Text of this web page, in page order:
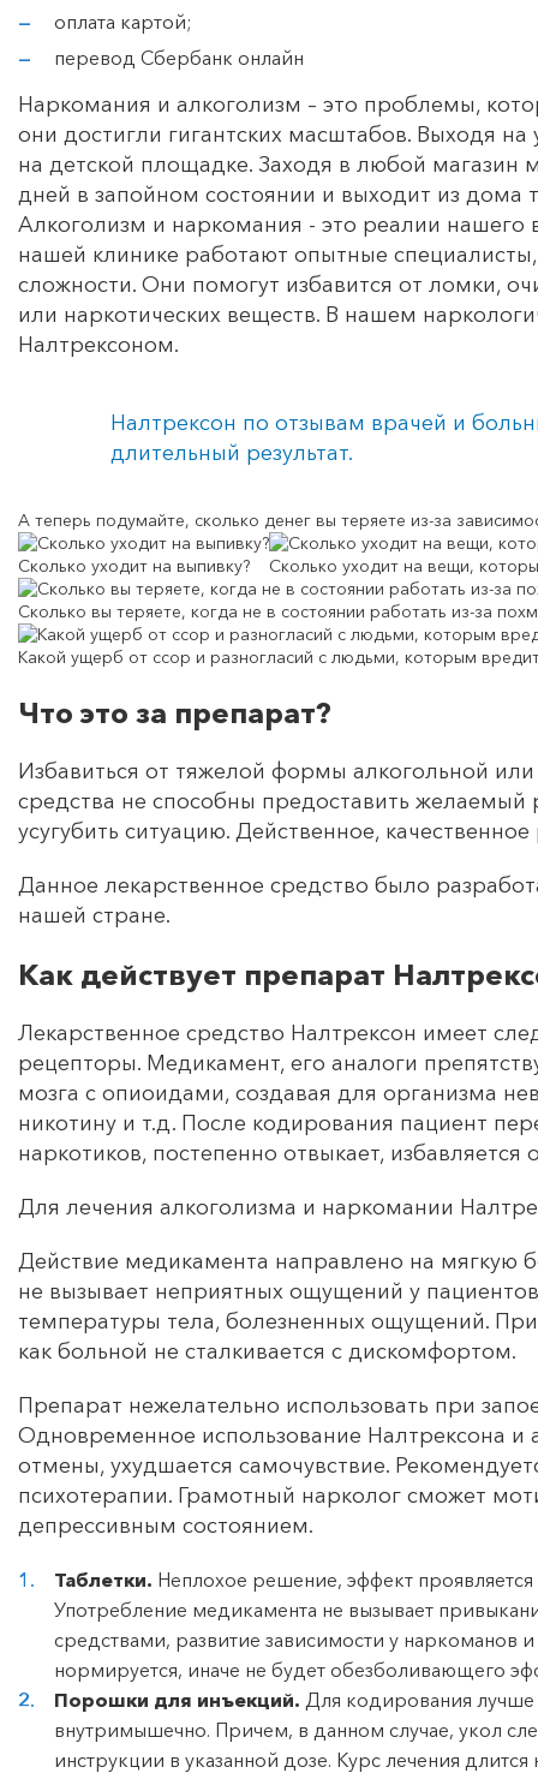
оплата картой;
перевод Сбербанк онлайн
Наркомания и алкоголизм – это проблемы,
они достигли гигантских масштабов. Выходя
на детской площадке. Заходя в любой магазин
дней в запойном состоянии и выходит из дома
Алкоголизм и наркомания - это реалии
нашей клинике работают опытные
сложности. Они помогут избавится от ломки,
или наркотических веществ. В нашем
Налтрексоном.
Налтрексон по отзывам врачей и
длительный результат.
А теперь подумайте, сколько денег вы теряете из-за
Сколько уходит на выпивку? Сколько уходит на вещи,
Сколько вы теряете, когда не в состоянии работать из-за
Какой ущерб от ссор и разногласий с людьми, которым
Что это за препарат?
Избавиться от тяжелой формы алкогольной
средства не способны предоставить
усугубить ситуацию. Действенное,
Данное лекарственное средство было
нашей стране.
Как действует препарат
Лекарственное средство Налтрексон имеет
рецепторы. Медикамент, его аналоги
мозга с опиоидами, создавая для организма
никотину и т.д. После кодирования пациент
наркотиков, постепенно отвыкает,
Для лечения алкоголизма и наркомании
Действие медикамента направлено на мягкую
не вызывает неприятных ощущений у
температуры тела, болезненных ощущений.
как больной не сталкивается с дискомфортом.
Препарат нежелательно использовать при
Одновременное использование Налтрексона и
отмены, ухудшается самочувствие.
психотерапии. Грамотный нарколог сможет
депрессивным состоянием.
Таблетки. Неплохое решение, эффект проявляется
Употребление медикамента не вызывает
средствами, развитие зависимости у
нормируется, иначе не будет обезболивающего
Порошки для инъекций. Для кодирования лучше
внутримышечно. Причем, в данном случае, укол
инструкции в указанной дозе. Курс лечения